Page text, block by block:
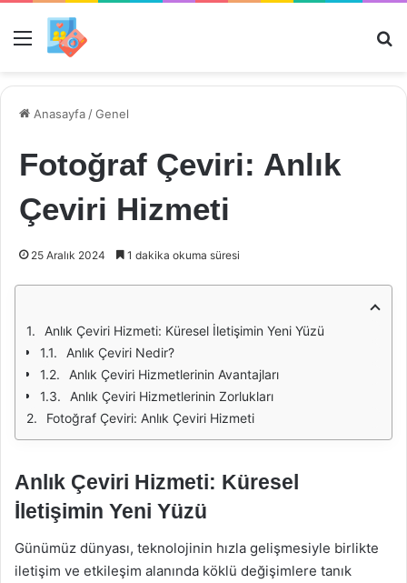
Menü
Anasayfa /Genel
Fotoğraf Çeviri: Anlık
Çeviri Hizmeti
25 Aralık 2024 1 dakika okuma süresi
Anlık Çeviri Hizmeti: Küresel İletişimin Yeni Yüzü
Anlık Çeviri Nedir?
Anlık Çeviri Hizmetlerinin Avantajları
Anlık Çeviri Hizmetlerinin Zorlukları
Fotoğraf Çeviri: Anlık Çeviri Hizmeti
Anlık Çeviri Hizmeti: Küresel
İletişimin Yeni Yüzü
Günümüz dünyası, teknolojinin hızla gelişmesiyle birlikte
iletişim ve etkileşim alanında köklü değişimlere tanık